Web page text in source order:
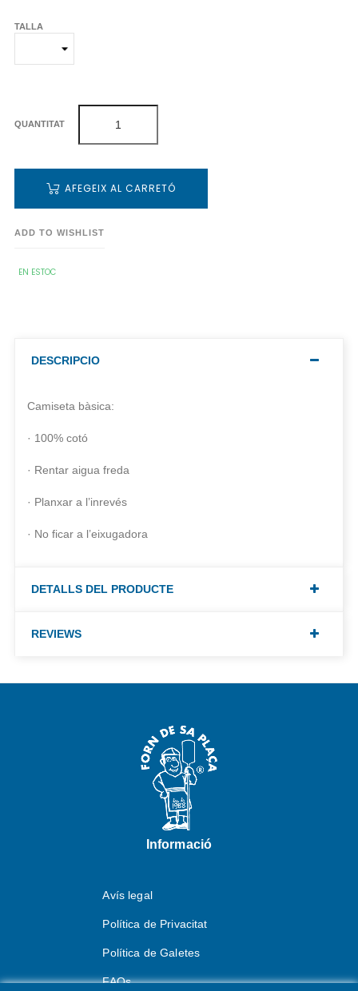
TALLA
QUANTITAT
AFEGEIX AL CARRETÓ
ADD TO WISHLIST
EN ESTOC
DESCRIPCIO
Camiseta bàsica:
· 100% cotó
· Rentar aigua freda
· Planxar a l’inrevés
· No ficar a l’eixugadora
DETALLS DEL PRODUCTE
REVIEWS
Informació
Avís legal
Política de Privacitat
Política de Galetes
FAQs